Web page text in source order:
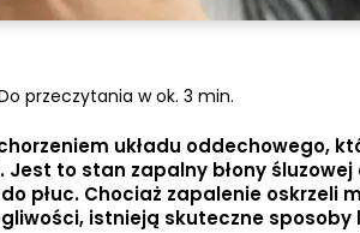
przeczytania w ok. 3 min.
układu oddechowego,
to stan zapalny błony śluzowej
płuc. Chociaż zapalenie oskrzeli
istnieją skuteczne sposoby